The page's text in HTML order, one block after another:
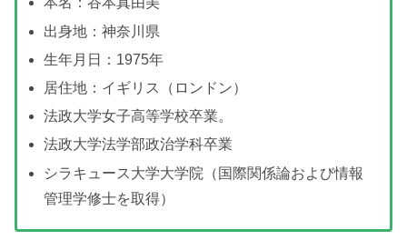
出身地：神奈川県
生年月日：1975年
居住地：イギリス（ロンドン）
法政大学女子高等学校卒業。
法政大学法学部政治学科卒業
シラキュース大学大学院（国際関係論および情報
管理学修士を取得）